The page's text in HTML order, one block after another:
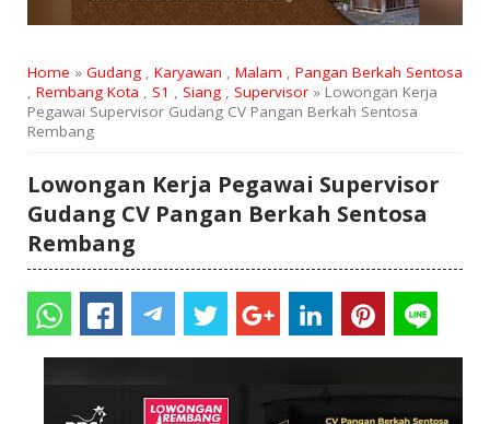
Home » Gudang, Karyawan , Malam , Pangan Berkah Sentosa
, Rembang Kota , S1 , Siang, Supervisor» Lowongan Kerja
Pegawai Supervisor Gudang CV Pangan Berkah Sentosa
Rembang
Lowongan Kerja Pegawai Supervisor
Gudang CV Pangan Berkah Sentosa
Rembang